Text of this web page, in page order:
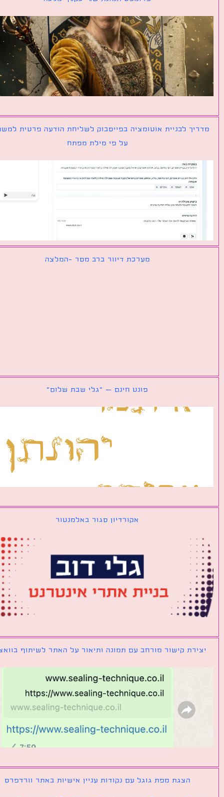
לבניית אוטומציה בפייסבוק לשליחת הודעה פרטית למשתמש
על פי מילת מפתח
מערכת דיוור ברב מסר -המלצה
פונט חינם – ״גלי שבת שלום״
אקורדיון סגור באלמנטור
קישור מורחב עם תמונה ותיאור על האתר לשיתוף בוואצאפ
הצגת מפת גוגל עם נקודות עניין אישיות באתר וורדפרס